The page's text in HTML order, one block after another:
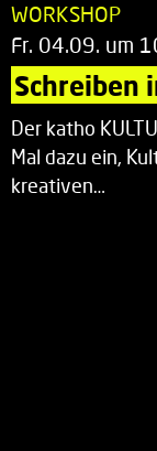
WORKSHOP
Fr. 04.09. um
Schreiben
Der katho
Mal dazu ein,
kreativen…